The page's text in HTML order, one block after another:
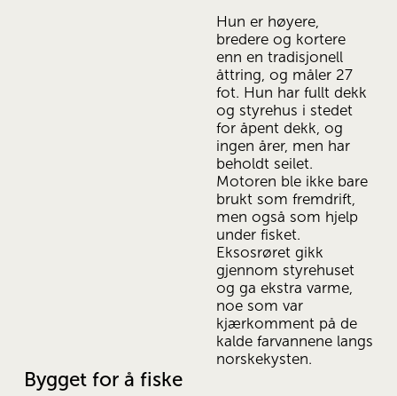
Hun er høyere,
bredere og kortere
enn en tradisjonell
åttring, og måler 27
fot. Hun har fullt dekk
og styrehus i stedet
for åpent dekk, og
ingen årer, men har
beholdt seilet.
Motoren ble ikke bare
brukt som fremdrift,
men også som hjelp
under fisket.
Eksosrøret gikk
gjennom styrehuset
og ga ekstra varme,
noe som var
kjærkomment på de
kalde farvannene langs
norskekysten.
Bygget for å fiske